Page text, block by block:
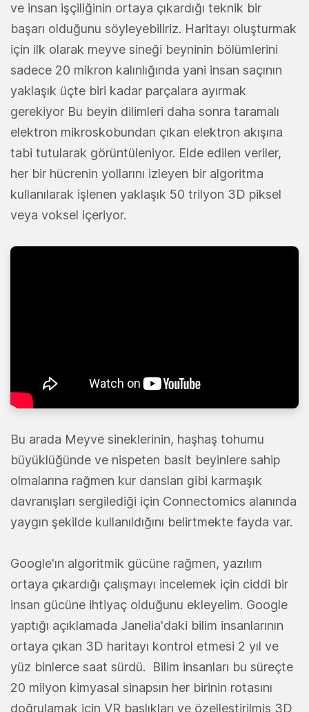
ve insan işçiliğinin ortaya çıkardığı teknik bir
başarı olduğunu söyleyebiliriz. Haritayı oluşturmak
için ilk olarak meyve sineği beyninin bölümlerini
sadece 20 mikron kalınlığında yani insan saçının
yaklaşık üçte biri kadar parçalara ayırmak
gerekiyor Bu beyin dilimleri daha sonra taramalı
elektron mikroskobundan çıkan elektron akışına
tabi tutularak görüntüleniyor. Elde edilen veriler,
her bir hücrenin yollarını izleyen bir algoritma
kullanılarak işlenen yaklaşık 50 trilyon 3D piksel
veya voksel içeriyor.
Bu arada Meyve sineklerinin, haşhaş tohumu
büyüklüğünde ve nispeten basit beyinlere sahip
olmalarına rağmen kur dansları gibi karmaşık
davranışları sergilediği için Connectomics alanında
yaygın şekilde kullanıldığını belirtmekte fayda var.
Google'ın algoritmik gücüne rağmen, yazılım
ortaya çıkardığı çalışmayı incelemek için ciddi bir
insan gücüne ihtiyaç olduğunu ekleyelim. Google
yaptığı açıklamada Janelia'daki bilim insanlarının
ortaya çıkan 3D haritayı kontrol etmesi 2 yıl ve
yüz binlerce saat sürdü. Bilim insanları bu süreçte
20 milyon kimyasal sinapsın her birinin rotasını
doğrulamak için VR başlıkları ve özelleştirilmiş 3D